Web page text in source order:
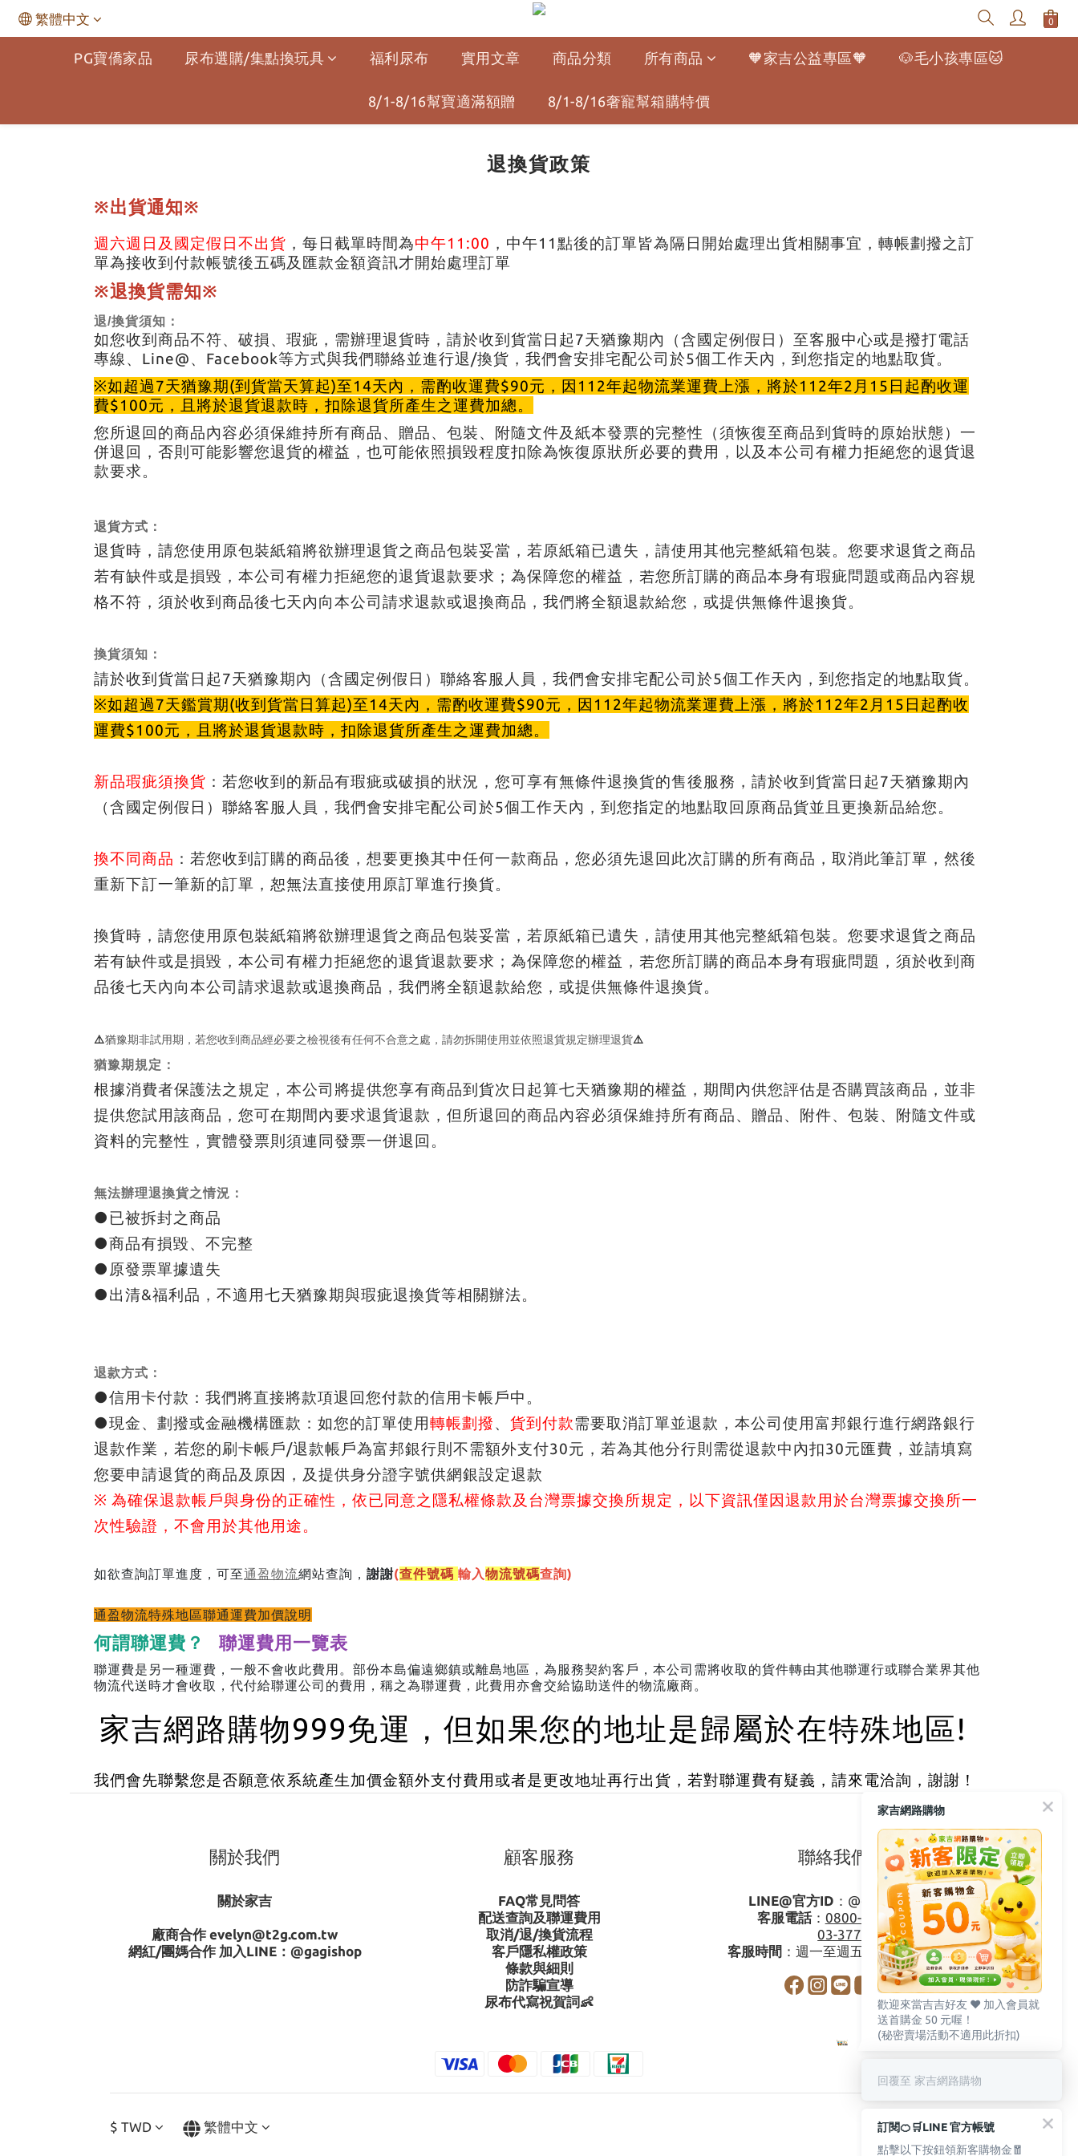
繁體中文
PG寶僑家品 尿布選購/集點換玩具 福利尿布 實用文章 商品分類 所有商品 🧡家吉公益專區🧡 🐶毛小孩專區🐱
8/1-8/16幫寶適滿額贈 8/1-8/16奢寵幫箱購特價
退換貨政策
※出貨通知※
週六週日及國定假日不出貨 ，每日截單時間為中午11:00 ，中午11點後的訂單皆為隔日開始處理出貨相關事宜，轉帳劃撥之訂
單為接收到付款帳號後五碼及匯款金額資訊才開始處理訂單
※退換貨需知※
退/換貨須知：
如您收到商品不符、破損、瑕疵，需辦理退貨時，請於收到貨當日起7天猶豫期內（含國定例假日）至客服中心或是撥打電話
專線、Line@、Facebook等方式與我們聯絡並進行退/換貨，我們會安排宅配公司於5個工作天內，到您指定的地點取貨。
※如超過7天猶豫期(到貨當天算起)至14天內，需酌收運費$90元，因112年起物流業運費上漲，將於112年2月15日起酌收運
費$100元，且將於退貨退款時，扣除退貨所產生之運費加總。
您所退回的商品內容必須保維持所有商品、贈品、包裝、附隨文件及紙本發票的完整性（須恢復至商品到貨時的原始狀態）一
併退回，否則可能影響您退貨的權益，也可能依照損毀程度扣除為恢復原狀所必要的費用，以及本公司有權力拒絕您的退貨退
款要求。
退貨方式：
退貨時，請您使用原包裝紙箱將欲辦理退貨之商品包裝妥當，若原紙箱已遺失，請使用其他完整紙箱包裝。您要求退貨之商品
若有缺件或是損毀，本公司有權力拒絕您的退貨退款要求；為保障您的權益，若您所訂購的商品本身有瑕疵問題或商品內容規
格不符，須於收到商品後七天內向本公司請求退款或退換商品，我們將全額退款給您，或提供無條件退換貨。
換貨須知：
請於收到貨當日起7天猶豫期內（含國定例假日）聯絡客服人員，我們會安排宅配公司於5個工作天內，到您指定的地點取貨。
※如超過7天鑑賞期(收到貨當日算起)至14天內，需酌收運費$90元 ，因112年起物流業運費上漲，將於112年2月15日起酌收
運費$100元 ，且將於退貨退款時，扣除退貨所產生之運費加總。
新品瑕疵須換貨 ：若您收到的新品有瑕疵或破損的狀況，您可享有無條件退換貨的售後服務，請於收到貨當日起7天猶豫期內
（含國定例假日）聯絡客服人員，我們會安排宅配公司於5個工作天內，到您指定的地點取回原商品貨並且更換新品給您。
換不同商品 ：若您收到訂購的商品後，想要更換其中任何一款商品，您必須先退回此次訂購的所有商品，取消此筆訂單，然後
重新下訂一筆新的訂單，恕無法直接使用原訂單進行換貨。
換貨時，請您使用原包裝紙箱將欲辦理退貨之商品包裝妥當，若原紙箱已遺失，請使用其他完整紙箱包裝。您要求退貨之商品
若有缺件或是損毀，本公司有權力拒絕您的退貨退款要求；為保障您的權益，若您所訂購的商品本身有瑕疵問題，須於收到商
品後七天內向本公司請求退款或退換商品，我們將全額退款給您，或提供無條件退換貨。
⚠️猶豫期非試用期，若您收到商品經必要之檢視後有任何不合意之處，請勿拆開使用並依照退貨規定辦理退貨⚠️
猶豫期規定：
根據消費者保護法之規定，本公司將提供您享有商品到貨次日起算七天猶豫期的權益，期間內供您評估是否購買該商品，並非
提供您試用該商品，您可在期間內要求退貨退款，但所退回的商品內容必須保維持所有商品、贈品、附件、包裝、附隨文件或
資料的完整性，實體發票則須連同發票一併退回。
無法辦理退換貨之情況：
●已被拆封之商品
●商品有損毀、不完整
●原發票單據遺失
●出清&福利品，不適用七天猶豫期與瑕疵退換貨等相關辦法。
退款方式：
●信用卡付款：我們將直接將款項退回您付款的信用卡帳戶中。
●現金、劃撥或金融機構匯款：如您的訂單使用轉帳劃撥、 貨到付款需要取消訂單並退款，本公司使用富邦銀行進行網路銀行
退款作業，若您的刷卡帳戶/退款帳戶為富邦銀行則不需額外支付30元，若為其他分行則需從退款中內扣30元匯費，並請填寫
您要申請退貨的商品及原因，及提供身分證字號供網銀設定退款
※ 為確保退款帳戶與身份的正確性，依已同意之隱私權條款及台灣票據交換所規定，以下資訊僅因退款用於台灣票據交換所一
次性驗證，不會用於其他用途。
如欲查詢訂單進度，可至通盈物流網站查詢， 謝謝(查件號碼 輸入物流號碼查詢)
通盈物流特殊地區聯通運費加價說明
何謂聯運費？ 聯運費用一覽表
聯運費是另一種運費，一般不會收此費用。部份本島偏遠鄉鎮或離島地區，為服務契約客戶，本公司需將收取的貨件轉由其他聯運行或聯合業界其他
物流代送時才會收取，代付給聯運公司的費用，稱之為聯運費，此費用亦會交給協助送件的物流廠商。
家吉網路購物999免運，但如果您的地址是歸屬於在特殊地區!
我們會先聯繫您是否願意依系統產生加價金額外支付費用或者是更改地址再行出貨，若對聯運費有疑義，請來電洽詢，謝謝！
關於我們
關於家吉
廠商合作 evelyn@t2g.com.tw
網紅/團媽合作 加入LINE： @gagishop
顧客服務
FAQ常見問答
配送查詢及聯運費用
取消/退/換貨流程
客戶隱私權政策
條款與細則
防詐騙宣導
尿布代寫祝賀詞👶
聯絡我們
LINE@官方ID ： @gagishop
客服電話： 0800-273795
03-3778587
客服時間 ：週一至週五08:30-17:30
$ TWD 繁體中文
家吉網路購物
歡迎來當吉吉好友 ♥️ 加入會員就
送首購金 50 元喔！
(秘密賣場活動不適用此折扣)
回覆至 家吉網路購物
訂閱🍊🛒LINE 官方帳號
點擊以下按鈕領新客購物金🧧